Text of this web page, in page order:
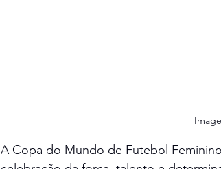
A Copa do Mundo de Futebol